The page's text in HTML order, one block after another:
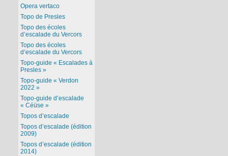
Opera vertaco
Topo de Presles
Topo des écoles
d’escalade du Vercors
Topo des écoles
d’escalade du Vercors
Topo-guide « Escalades à
Presles »
Topo-guide « Verdon
2022 »
Topo-guide d’escalade
« Céüse »
Topos d’escalade
Topos d’escalade (édition
2009)
Topos d’escalade (édition
2014)